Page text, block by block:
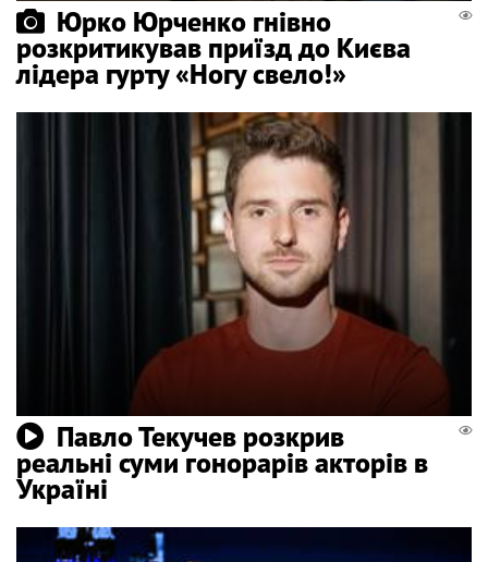
Юрко Юрченко гнівно
розкритикував приїзд до Києва
лідера гурту «Ногу свело!»
Павло Текучев розкрив
реальні суми гонорарів акторів в
Україні